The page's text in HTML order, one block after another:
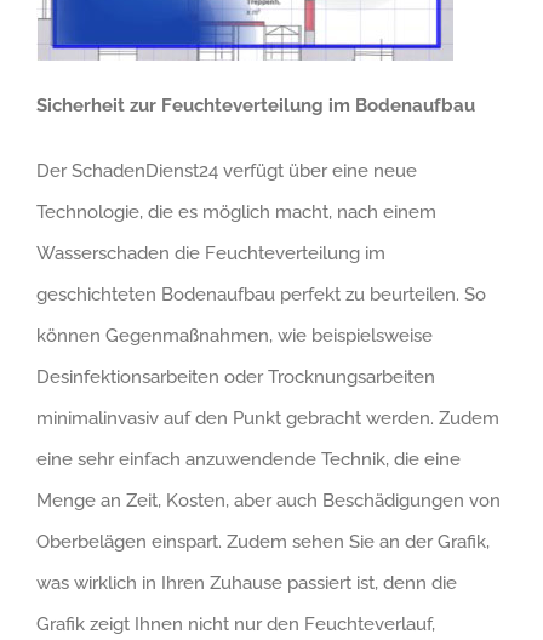
Sicherheit zur Feuchteverteilung im Bodenaufbau
Der SchadenDienst24 verfügt über eine neue
Technologie, die es möglich macht, nach einem
Wasserschaden die Feuchteverteilung im
geschichteten Bodenaufbau perfekt zu beurteilen. So
können Gegenmaßnahmen, wie beispielsweise
Desinfektionsarbeiten oder Trocknungsarbeiten
minimalinvasiv auf den Punkt gebracht werden. Zudem
eine sehr einfach anzuwendende Technik, die eine
Menge an Zeit, Kosten, aber auch Beschädigungen von
Oberbelägen einspart. Zudem sehen Sie an der Grafik,
was wirklich in Ihren Zuhause passiert ist, denn die
Grafik zeigt Ihnen nicht nur den Feuchteverlauf,